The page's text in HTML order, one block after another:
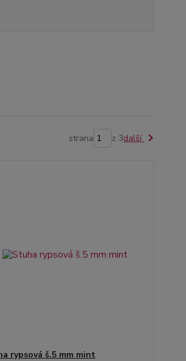
strana z 3další
rypsová š.5 mm mint